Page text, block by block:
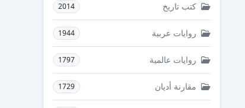
كتب تاريخ 2014
روايات عربية 1944
روايات عالمية 1797
مقارنة أديان 1729